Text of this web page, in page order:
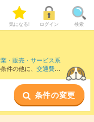
気になる! ログイン 検索
・販売・サービス系
件の他に、 交通費別
条件の変更